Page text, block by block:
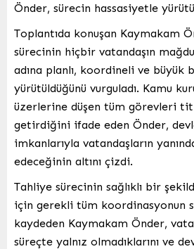
Önder, sürecin hassasiyetle
Toplantıda konuşan Kaymakam
sürecinin hiçbir vatandaşın
adına planlı, koordineli ve büyük
yürütüldüğünü vurguladı. Kamu
üzerlerine düşen tüm görevleri
getirdiğini ifade eden Önder,
imkanlarıyla vatandaşların
edeceğinin altını çizdi.
Tahliye sürecinin sağlıklı bir
için gerekli tüm koordinasyonun
kaydeden Kaymakam Önder,
süreçte yalnız olmadıklarını ve